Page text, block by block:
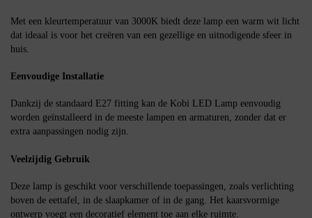
Met een kleurtemperatuur van 3000K biedt deze lamp een warm wit licht
dat ideaal is voor het creëren van een gezellige en uitnodigende sfeer in
huis.
Eenvoudige Installatie
Dankzij de standaard E27 fitting kan de Kobi LED Lamp eenvoudig
worden geïnstalleerd in de meeste lampen en armaturen, zonder dat er
extra aanpassingen nodig zijn.
Veelzijdig Gebruik
Deze lamp is geschikt voor verschillende toepassingen, zoals verlichting
boven de eettafel, in de slaapkamer of in de gang. Het kaarsvormige
ontwerp voegt een decoratief element toe aan elke ruimte.